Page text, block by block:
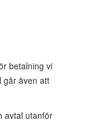
betalning vi
går även att
avtal utanför